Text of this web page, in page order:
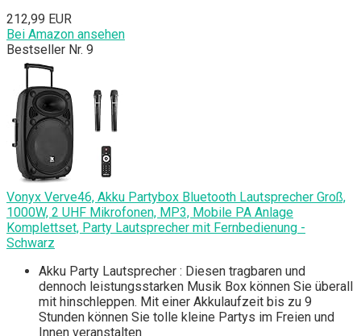
212,99 EUR
Bei Amazon ansehen
Bestseller Nr. 9
Vonyx Verve46, Akku Partybox Bluetooth Lautsprecher Groß,
1000W, 2 UHF Mikrofonen, MP3, Mobile PA Anlage
Komplettset, Party Lautsprecher mit Fernbedienung -
Schwarz
Akku Party Lautsprecher : Diesen tragbaren und
dennoch leistungsstarken Musik Box können Sie überall
mit hinschleppen. Mit einer Akkulaufzeit bis zu 9
Stunden können Sie tolle kleine Partys im Freien und
Innen veranstalten